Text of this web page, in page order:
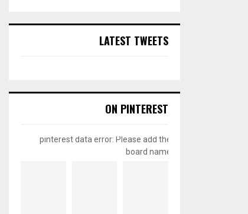
LATEST TWEETS
ON PINTEREST
pinterest data error: Please add the
board name